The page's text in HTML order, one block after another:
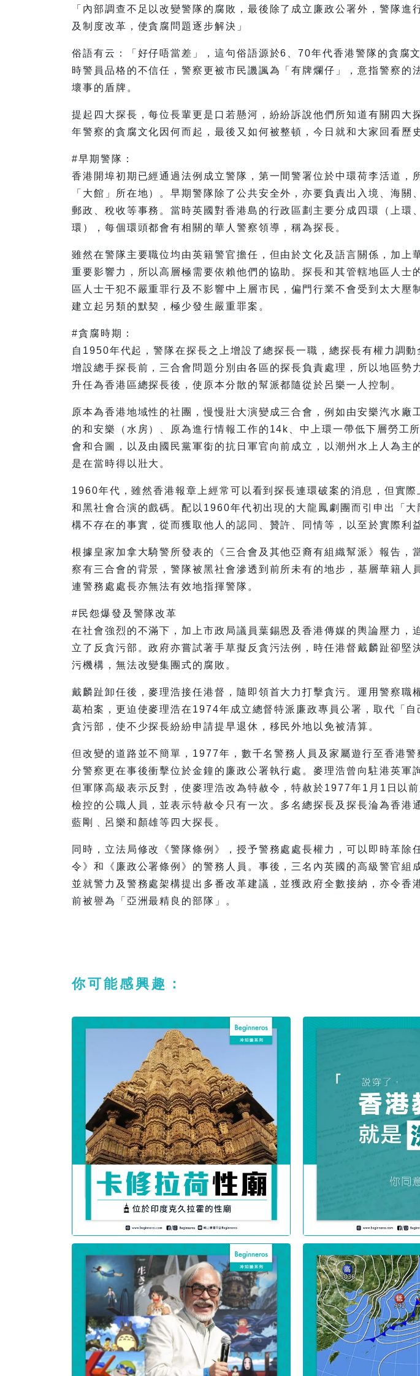
「內部調查不足以改變警隊的腐敗，最後除了成立廉政公署外，警隊進
及制度改革，使貪腐問題逐步解決」
俗語有云：「好仔唔當差」，這句俗語源於6、70年代香港警隊的貪腐
時警員品格的不信任，警察更被市民譏諷為「有牌爛仔」，意指警察的
壞事的盾牌。
提起四大探長，每位長輩更是口若懸河，紛紛訴說他們所知道有關四大
年警察的貪腐文化因何而起，最後又如何被整頓，今日就和大家回看歷
#早期警隊：
香港開埠初期已經通過法例成立警隊，第一間警署位於中環荷李活道，
「大館」所在地）。早期警隊除了公共安全外，亦要負責出入境、海關
郵政、稅收等事務。當時英國對香港島的行政區劃主要分成四環（上環
環），每個環頭都會有相關的華人警察領導，稱為探長。
雖然在警隊主要職位均由英籍警官擔任，但由於文化及語言關係，加上
重要影響力，所以高層極需要依賴他們的協助。探長和其管轄地區人士
區人士干犯不嚴重罪行及不影響中上層市民，偏門行業不會受到太大壓
建立起另類的默契，極少發生嚴重罪案。
#貪腐時期：
自1950年代起，警隊在探長之上增設了總探長一職，總探長有權力調動
增設總手探長前，三合會問題分別由各區的探長負責處理，所以地區勢
升任為香港區總探長後，使原本分散的幫派都隨從於呂樂一人控制。
原本為香港地域性的社團，慢慢壯大演變成三合會，例如由安樂汽水廠
的和安樂（水房）、原為進行情報工作的14k、中上環一帶低下層勞工
會和合圖，以及由國民黨軍銜的抗日軍官向前成立，以潮州水上人為主
是在當時得以壯大。
1960年代，雖然香港報章上經常可以看到探長連環破案的消息，但實際
和黑社會合演的戲碼。配以1960年代初出現的大龍鳳劇團而引申出「大
構不存在的事實，從而獲取他人的認同、贊許、同情等，以至於實際利
根據皇家加拿大騎警所發表的《三合會及其他亞裔有組織幫派》報告，
察有三合會的背景，警隊被黑社會滲透到前所未有的地步，基層華籍人
連警務處處長亦無法有效地指揮警隊。
#民怨爆發及警隊改革
在社會強烈的不滿下，加上市政局議員葉錫恩及香港傳媒的輿論壓力，
立了反貪污部。政府亦嘗試著手草擬反貪污法例，時任港督戴麟趾卻堅
污機構，無法改變集團式的腐敗。
戴麟趾卸任後，麥理浩接任港督，隨即領首大力打擊貪污。運用警察職
葛柏案，更迫使麥理浩在1974年成立總督特派廉政專員公署，取代「自
貪污部，使不少探長紛紛申請提早退休，移民外地以免被清算。
但改變的道路並不簡單，1977年，數千名警務人員及家屬遊行至香港警
分警察更在事後衝擊位於金鐘的廉政公署執行處。麥理浩曾向駐港英軍
但軍隊高級表示反對，使麥理浩改為特赦令，特赦於1977年1月1日以
檢控的公職人員，並表示特赦令只有一次。多名總探長及探長淪為香港
藍剛﹑呂樂和顏雄等四大探長。
同時，立法局修改《警隊條例》，授予警務處處長權力，可以即時革除
令》和《廉政公署條例》的警務人員。事後，三名內英國的高級警官組
並就警力及警務處架構提出多番改革建議，並獲政府全數接納，亦令香
前被譽為「亞洲最精良的部隊」。
你可能感興趣：